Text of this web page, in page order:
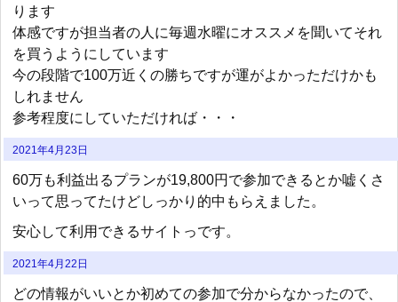
ります
体感ですが担当者の人に毎週水曜にオススメを聞いてそれ
を買うようにしています
今の段階で100万近くの勝ちですが運がよかっただけかも
しれません
参考程度にしていただければ・・・
2021年4月23日
60万も利益出るプランが19,800円で参加できるとか嘘くさ
いって思ってたけどしっかり的中もらえました。
安心して利用できるサイトっです。
2021年4月22日
どの情報がいいとか初めての参加で分からなかったので、